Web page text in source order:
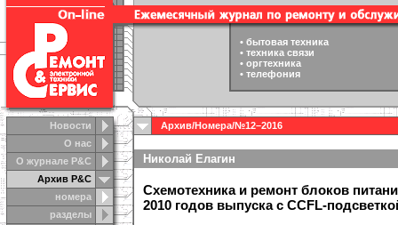
Новости
О нас
О журнале Р&С
Архив Р&С
номера
разделы
• бытовая техника
• техника связи
• оргтехника
• телефония
Архив/Номера/№12–2016
Николай Елагин
Схемотехника и ремонт блоков
2010 годов выпуска с CCFL-